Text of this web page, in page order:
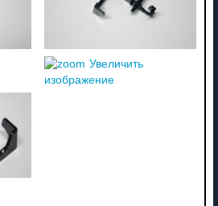
Увеличить
изображение